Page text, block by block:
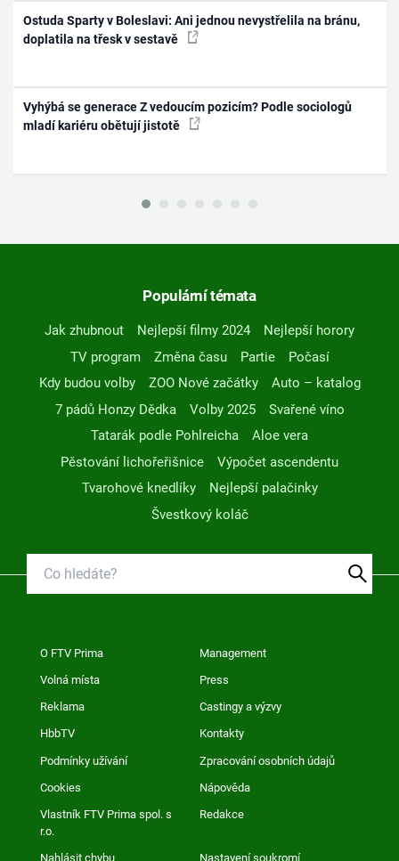
Ostuda Sparty v Boleslavi: Ani jednou nevystřelila na bránu,
doplatila na třesk v sestavě
Vyhýbá se generace Z vedoucím pozicím? Podle sociologů
mladí kariéru obětují jistotě
Populární témata
Jak zhubnout Nejlepší filmy 2024
Nejlepší horory
TV program
Změna času Partie
Počasí
Kdy budou volby
ZOO Nové začátky
Auto – katalog
7 pádů Honzy Dědka
Volby 2025
Svařené víno
Tatarák podle Pohlreicha
Aloe vera
Pěstování lichořeřišnice
Výpočet ascendentu
Tvarohové knedlíky
Nejlepší palačinky
Švestkový koláč
O FTV Prima Management
Volná místa Press
Reklama Castingy a výzvy
HbbTV Kontakty
Podmínky užívání Zpracování osobních údajů
Cookies Nápověda
Vlastník FTV Prima spol. s
r.o.
Redakce
Nahlásit chybu Nastavení soukromí